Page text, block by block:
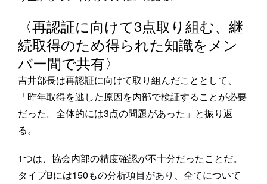
〈再認証に向けて3点取り組む、継
続取得のため得られた知識をメン
バー間で共有〉
吉井部長は再認証に向けて取り組んだこととして、
「昨年取得を逃した原因を内部で検証することが必要
だった。全体的には3点の問題があった」と振り返
る。
1つは、協会内部の精度確認が不十分だったことだ。
タイプBには150もの分析項目があり、全てについて